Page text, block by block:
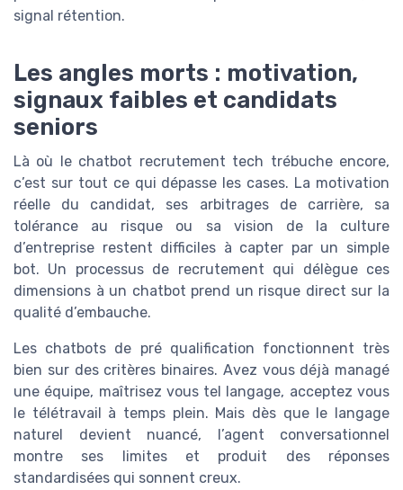
signal rétention.
Les angles morts : motivation,
signaux faibles et candidats
seniors
Là où le chatbot recrutement tech trébuche encore,
c’est sur tout ce qui dépasse les cases. La motivation
réelle du candidat, ses arbitrages de carrière, sa
tolérance au risque ou sa vision de la culture
d’entreprise restent difficiles à capter par un simple
bot. Un processus de recrutement qui délègue ces
dimensions à un chatbot prend un risque direct sur la
qualité d’embauche.
Les chatbots de pré qualification fonctionnent très
bien sur des critères binaires. Avez vous déjà managé
une équipe, maîtrisez vous tel langage, acceptez vous
le télétravail à temps plein. Mais dès que le langage
naturel devient nuancé, l’agent conversationnel
montre ses limites et produit des réponses
standardisées qui sonnent creux.